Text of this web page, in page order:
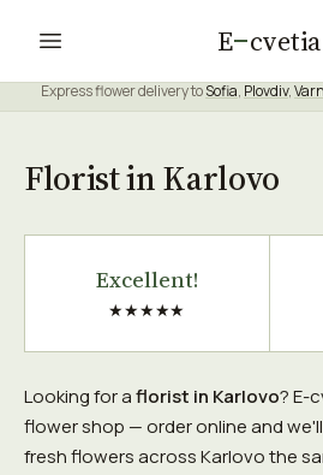
E cvetia
Express flower delivery toSofia, Plovdiv,
Florist in Karlovo
Excellent!
★★★★★
Looking for aflorist in Karlovo? E-
flower shop — order online and
fresh flowers across Karlovo the